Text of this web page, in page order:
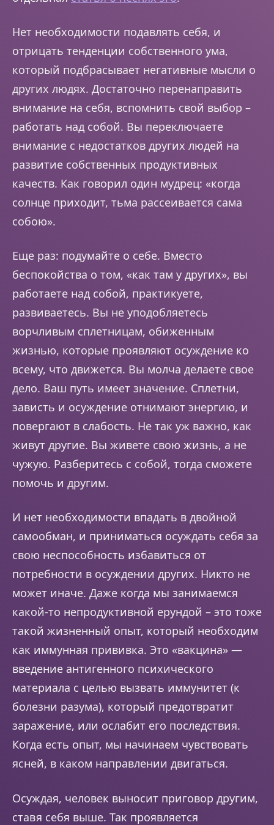
Нет необходимости подавлять себя, и
отрицать тенденции собственного ума,
который подбрасывает негативные мысли о
других людях. Достаточно перенаправить
внимание на себя, вспомнить свой выбор –
работать над собой. Вы переключаете
внимание с недостатков других людей на
развитие собственных продуктивных
качеств. Как говорил один мудрец: «когда
солнце приходит, тьма рассеивается сама
собою».
Еще раз: подумайте о себе. Вместо
беспокойства о том, «как там у других», вы
работаете над собой, практикуете,
развиваетесь. Вы не уподобляетесь
ворчливым сплетницам, обиженным
жизнью, которые проявляют осуждение ко
всему, что движется. Вы молча делаете свое
дело. Ваш путь имеет значение. Сплетни,
зависть и осуждение отнимают энергию, и
повергают в слабость. Не так уж важно, как
живут другие. Вы живете свою жизнь, а не
чужую. Разберитесь с собой, тогда сможете
помочь и другим.
И нет необходимости впадать в двойной
самообман, и приниматься осуждать себя за
свою неспособность избавиться от
потребности в осуждении других. Никто не
может иначе. Даже когда мы занимаемся
какой-то непродуктивной ерундой – это тоже
такой жизненный опыт, который необходим
как иммунная прививка. Это «вакцина» —
введение антигенного психического
материала с целью вызвать иммунитет (к
болезни разума), который предотвратит
заражение, или ослабит его последствия.
Когда есть опыт, мы начинаем чувствовать
ясней, в каком направлении двигаться.
Осуждая, человек выносит приговор другим,
ставя себя выше. Так проявляется